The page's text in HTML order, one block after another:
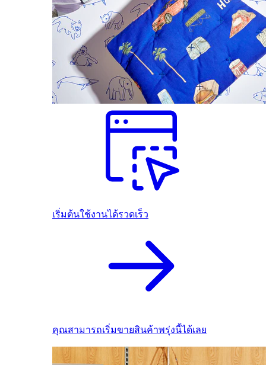
เริ่มต้นใช้งานได้รวดเร็ว
คุณสามารถเริ่มขายสินค้าพรุ่งนี้ได้เลย